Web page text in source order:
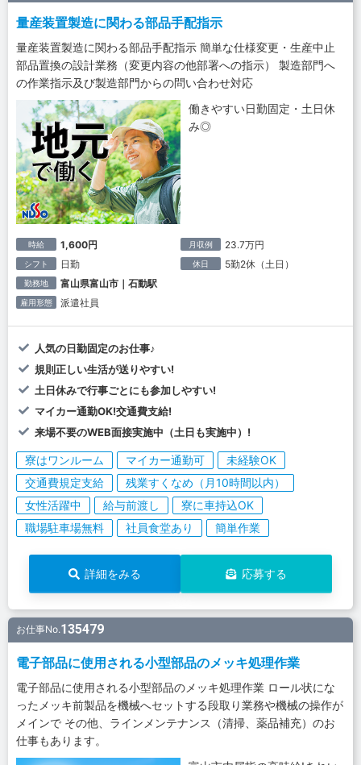
量産装置製造に関わる部品手配指示
量産装置製造に関わる部品手配指示 簡単な仕様変更・生産中止
部品置換の設計業務（変更内容の他部署への指示） 製造部門へ
の作業指示及び製造部門からの問い合わせ対応
働きやすい日勤固定・土日休
み◎
時給 1,600円 月収例 23.7万円
シフト 日勤 休日 5勤2休（土日）
勤務地 富山県富山市｜石動駅
雇用形態 派遣社員
人気の日勤固定のお仕事♪
規則正しい生活が送りやすい!
土日休みで行事ごとにも参加しやすい!
マイカー通勤OK!交通費支給!
来場不要のWEB面接実施中（土日も実施中）!
寮はワンルーム マイカー通勤可
未経験OK
交通費規定支給
残業すくなめ（月10時間以内）
女性活躍中
給与前渡し
寮に車持込OK
職場駐車場無料
社員食堂あり 簡単作業
詳細をみる 応募する
お仕事No.135479
電子部品に使用される小型部品のメッキ処理作業
電子部品に使用される小型部品のメッキ処理作業 ロール状にな
ったメッキ前製品を機械へセットする段取り業務や機械の操作が
メインで その他、ラインメンテナンス（清掃、薬品補充）のお
仕事もあります。